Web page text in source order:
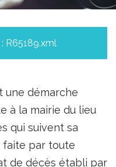
R65189.xml
une démarche
à la mairie du lieu
qui suivent sa
faite par toute
de décès établi par